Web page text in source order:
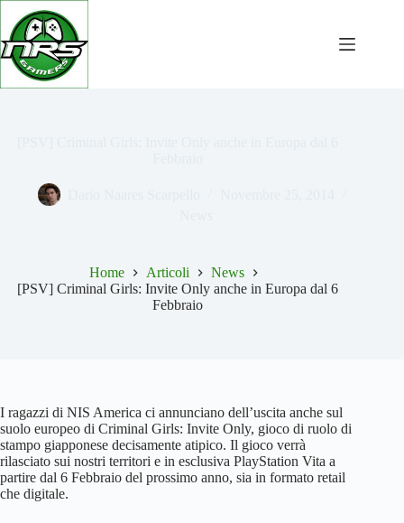
Salta
contenuto
Home Articoli
News
[PSV] Criminal Girls: Invite Only anche in Europa dal 6
Febbraio
I ragazzi di NIS America ci annunciano dell’uscita anche sul
suolo europeo di Criminal Girls: Invite Only, gioco di ruolo di
stampo giapponese decisamente atipico. Il gioco verrà
rilasciato sui nostri territori e in esclusiva PlayStation Vita a
partire dal 6 Febbraio del prossimo anno, sia in formato retail
che digitale.